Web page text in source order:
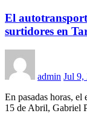
El
surtidores en
admin Jul 9,
En pasadas horas,
15 de Abril, Gabriel